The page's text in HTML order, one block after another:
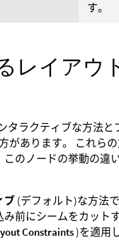
す。
レイアウ
タラクティブな方法
があります。 これら
このノードの挙動の違
ブ (デフォルト)な方法
み前にシームをカット
Constraints)を適用